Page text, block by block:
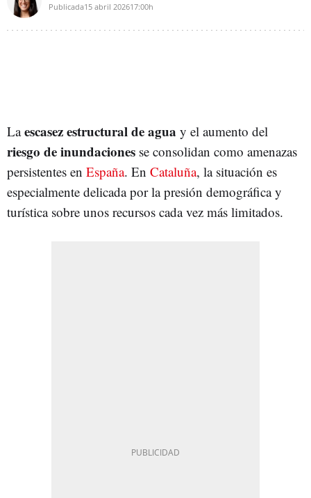
Publicada15 abril 202617:00h
Laescasez estructural de agua y el aumento del
riesgo de inundaciones se consolidan como amenazas
persistentes en España. En Cataluña, la situación es
especialmente delicada por la presión demográfica y
turística sobre unos recursos cada vez más limitados.